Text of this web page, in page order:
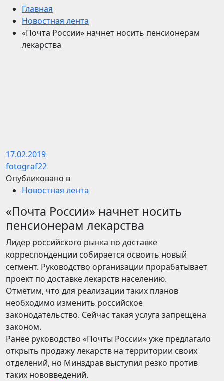
Главная
Новостная лента
«Почта России» начнет носить пенсионерам
лекарства
17.02.2019
fotograf22
Опубликовано в
Новостная лента
«Почта России» начнет носить
пенсионерам лекарства
Лидер российского рынка по доставке
корреспонденции собирается освоить новый
сегмент. Руководство организации прорабатывает
проект по доставке лекарств населению.
Отметим, что для реализации таких планов
необходимо изменить российское
законодательство. Сейчас такая услуга запрещена
законом.
Ранее руководство «Почты России» уже предлагало
открыть продажу лекарств на территории своих
отделений, но Минздрав выступил резко против
таких нововведений.